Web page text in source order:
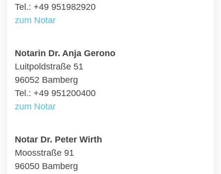
Tel.: +49 951982920
zum Notar
Notarin Dr. Anja Gerono
Luitpoldstraße 51
96052 Bamberg
Tel.: +49 951200400
zum Notar
Notar Dr. Peter Wirth
Moosstraße 91
96050 Bamberg